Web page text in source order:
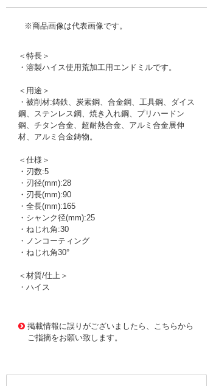
※商品画像は代表画像です。
＜特長＞
・溶製ハイス使用荒加工用エンドミルです。
＜用途＞
・被削材:鋳鉄、炭素鋼、合金鋼、工具鋼、ダイス
鋼、ステンレス鋼、焼き入れ鋼、プリハードン
鋼、チタン合金、超耐熱合金、アルミ合金展伸
材、アルミ合金鋳物。
＜仕様＞
・刃数:5
・刃径(mm):28
・刃長(mm):90
・全長(mm):165
・シャンク径(mm):25
・ねじれ角:30
・ノンコーティング
・ねじれ角30°
＜材質/仕上＞
・ハイス
掲載情報に誤りがございましたら、こちらから
ご指摘をお願い致します。